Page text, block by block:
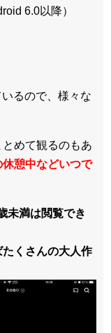
6.0以降）
るので、 様々な
めて観るのもあ
憩中などいつで
未満は閲覧でき
くさんの大人作